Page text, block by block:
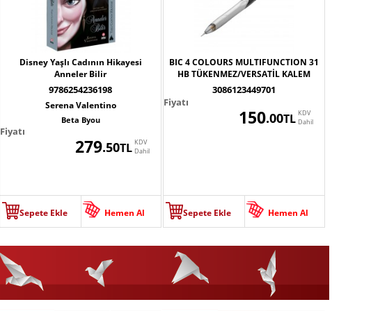
Disney Yaşlı Cadının Hikayesi
Anneler Bilir
9786254236198
Serena Valentino
Beta Byou
Fiyatı
KDV
Dahil
TL
.50
279
Hemen Al
Sepete Ekle
BIC 4 COLOURS MULTIFUNCTION 31
HB TÜKENMEZ/VERSATİL KALEM
3086123449701
Fiyatı
KDV
Dahil
TL
.00
150
Hemen Al
Sepete Ekle